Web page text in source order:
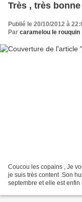
Très , très
Publié le 20/10/2012 à
Par caramelou le rouquin
Coucou les copains , Je
je suis très content .Son
septembre et elle est enfin